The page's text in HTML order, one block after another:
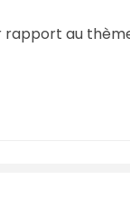
au